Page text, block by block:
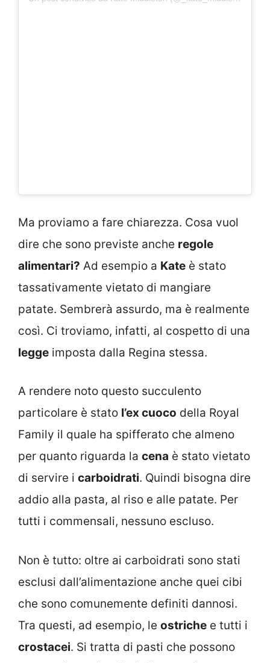
Ma proviamo a fare chiarezza. Cosa vuol
dire che sono previste anche regole
alimentari? Ad esempio a Kate è stato
tassativamente vietato di mangiare
patate. Sembrerà assurdo, ma è realmente
così. Ci troviamo, infatti, al cospetto di una
legge imposta dalla Regina stessa.
A rendere noto questo succulento
particolare è stato l’ex cuoco della Royal
Family il quale ha spifferato che almeno
per quanto riguarda la cena è stato vietato
di servire i carboidrati. Quindi bisogna dire
addio alla pasta, al riso e alle patate. Per
tutti i commensali, nessuno escluso.
Non è tutto: oltre ai carboidrati sono stati
esclusi dall’alimentazione anche quei cibi
che sono comunemente definiti dannosi.
Tra questi, ad esempio, le ostriche e tutti i
crostacei. Si tratta di pasti che possono